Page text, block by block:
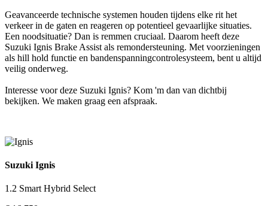
Geavanceerde technische systemen houden tijdens elke rit het
verkeer in de gaten en reageren op potentieel gevaarlijke situaties.
Een noodsituatie? Dan is remmen cruciaal. Daarom heeft deze
Suzuki Ignis Brake Assist als remondersteuning. Met voorzieningen
als hill hold functie en bandenspanningcontrolesysteem, bent u altijd
veilig onderweg.
Interesse voor deze Suzuki Ignis? Kom 'm dan van dichtbij
bekijken. We maken graag een afspraak.
Suzuki Ignis
1.2 Smart Hybrid Select